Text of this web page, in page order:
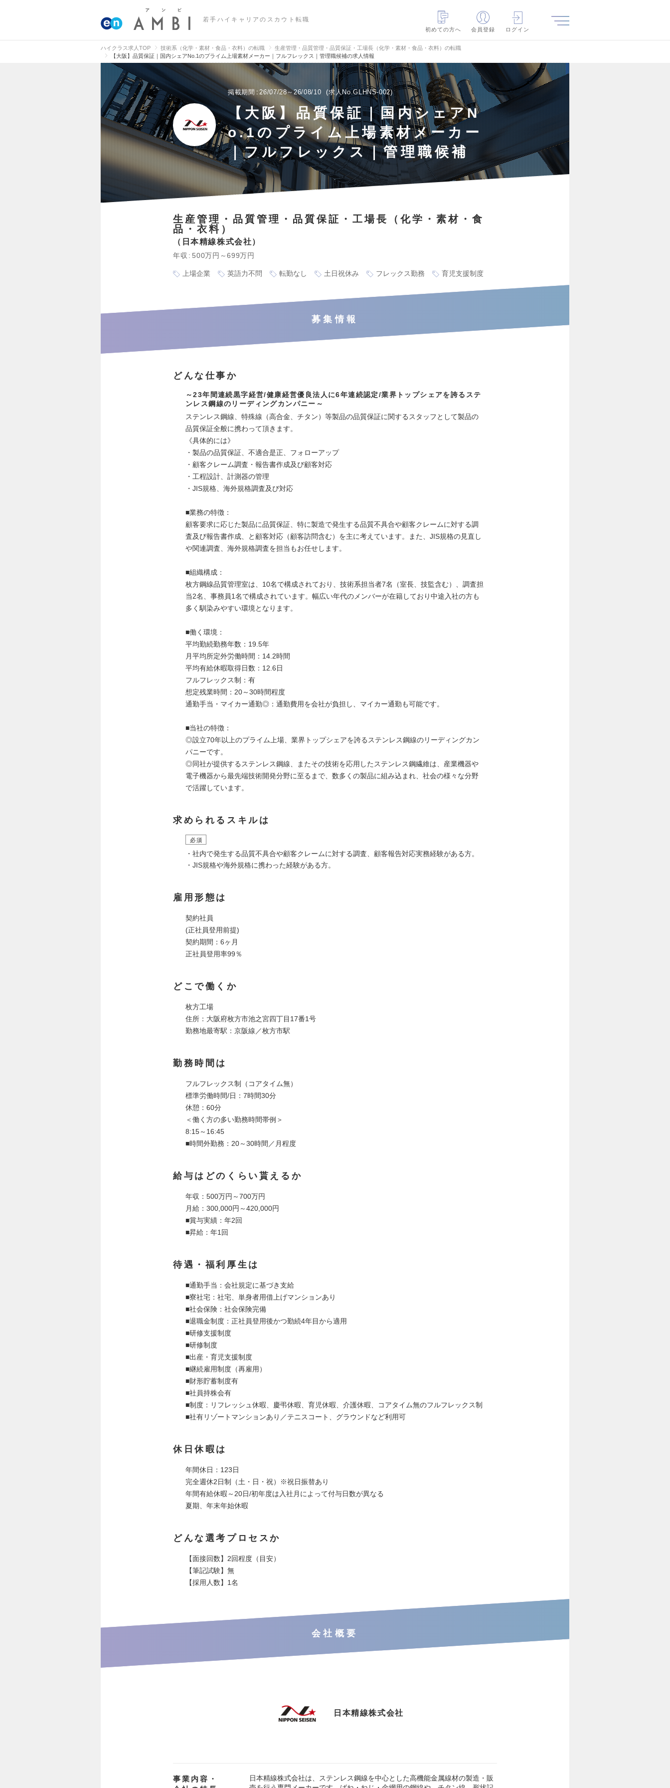
若手ハイキャリアのスカウト転職
初めての方へ
会員登録 ログイン
ハイクラス求人TOP 技術系（化学・素材・食品・衣料）の転職
生産管理・品質管理・品質保証・工場長（化学・素材・食品・衣料）の転職
【大阪】品質保証｜国内シェアNo.1のプライム上場素材メーカー｜フルフレックス｜管理職候補の求人情報
掲載期間 26/07/28～26/08/10 求人No.GLHNS-002
【大阪】品質保証｜国内シェアN
o.1のプライム上場素材メーカー
｜フルフレックス｜管理職候補
生産管理・品質管理・品質保証・工場長（化学・素材・食
品・衣料）
日本精線株式会社
年収 500万円～699万円
上場企業 英語力不問 転勤なし 土日祝休み フレックス勤務 育児支援制度
募集情報
どんな仕事か
～23年間連続黒字経営/健康経営優良法人に6年連続認定/業界トップシェアを誇るステ
ンレス鋼線のリーディングカンパニー～
ステンレス鋼線、特殊線（高合金、チタン）等製品の品質保証に関するスタッフとして製品の
品質保証全般に携わって頂きます。
《具体的には》
・製品の品質保証、不適合是正、フォローアップ
・顧客クレーム調査・報告書作成及び顧客対応
・工程設計、計測器の管理
・JIS規格、海外規格調査及び対応
■業務の特徴：
顧客要求に応じた製品に品質保証、特に製造で発生する品質不具合や顧客クレームに対する調
査及び報告書作成、と顧客対応（顧客訪問含む）を主に考えています。また、JIS規格の見直し
や関連調査、海外規格調査を担当もお任せします。
■組織構成：
枚方鋼線品質管理室は、10名で構成されており、技術系担当者7名（室長、技監含む）、調査担
当2名、事務員1名で構成されています。幅広い年代のメンバーが在籍しており中途入社の方も
多く馴染みやすい環境となります。
■働く環境：
平均勤続勤務年数：19.5年
月平均所定外労働時間：14.2時間
平均有給休暇取得日数：12.6日
フルフレックス制：有
想定残業時間：20～30時間程度
通勤手当・マイカー通勤◎：通勤費用を会社が負担し、マイカー通勤も可能です。
■当社の特徴：
◎設立70年以上のプライム上場、業界トップシェアを誇るステンレス鋼線のリーディングカン
パニーです。
◎同社が提供するステンレス鋼線、またその技術を応用したステンレス鋼繊維は、産業機器や
電子機器から最先端技術開発分野に至るまで、数多くの製品に組み込まれ、社会の様々な分野
で活躍しています。
求められるスキルは
必須
・社内で発生する品質不具合や顧客クレームに対する調査、顧客報告対応実務経験がある方。
・JIS規格や海外規格に携わった経験がある方。
雇用形態は
契約社員
(正社員登用前提)
契約期間：6ヶ月
正社員登用率99％
どこで働くか
枚方工場
住所：大阪府枚方市池之宮四丁目17番1号
勤務地最寄駅：京阪線／枚方市駅
勤務時間は
フルフレックス制（コアタイム無）
標準労働時間/日：7時間30分
休憩：60分
＜働く方の多い勤務時間帯例＞
8:15～16:45
■時間外勤務：20～30時間／月程度
給与はどのくらい貰えるか
年収：500万円～700万円
月給：300,000円～420,000円
■賞与実績：年2回
■昇給：年1回
待遇・福利厚生は
■通勤手当：会社規定に基づき支給
■寮社宅：社宅、単身者用借上げマンションあり
■社会保険：社会保険完備
■退職金制度：正社員登用後かつ勤続4年目から適用
■研修支援制度
■研修制度
■出産・育児支援制度
■継続雇用制度（再雇用）
■財形貯蓄制度有
■社員持株会有
■制度：リフレッシュ休暇、慶弔休暇、育児休暇、介護休暇、コアタイム無のフルフレックス制
■社有リゾートマンションあり／テニスコート、グラウンドなど利用可
休日休暇は
年間休日：123日
完全週休2日制（土・日・祝）※祝日振替あり
年間有給休暇～20日/初年度は入社月によって付与日数が異なる
夏期、年末年始休暇
どんな選考プロセスか
【面接回数】2回程度（目安）
【筆記試験】無
【採用人数】1名
会社概要
日本精線株式会社
事業内容・
日本精線株式会社は、ステンレス鋼線を中心とした高機能金属線材の製造・販